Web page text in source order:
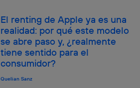
El renting de Apple ya es una
realidad: por qué este modelo
se abre paso y, ¿realmente
tiene sentido para el
consumidor?
Quelian Sanz